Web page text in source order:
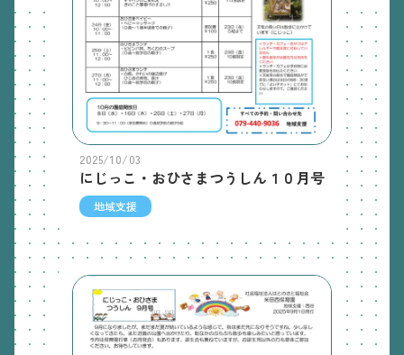
2025/10/03
にじっこ・おひさまつうしん１０月号
地域支援